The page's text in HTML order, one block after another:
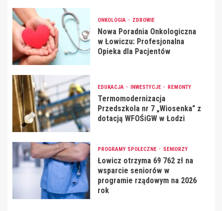
ONKOLOGIA ZDROWIE
Nowa Poradnia Onkologiczna
w Łowiczu: Profesjonalna
Opieka dla Pacjentów
EDUKACJA INWESTYCJE REMONTY
Termomodernizacja
Przedszkola nr 7 „Wiosenka” z
dotacją WFOŚiGW w Łodzi
PROGRAMY SPOŁECZNE SENIORZY
Łowicz otrzyma 69 762 zł na
wsparcie seniorów w
programie rządowym na 2026
rok